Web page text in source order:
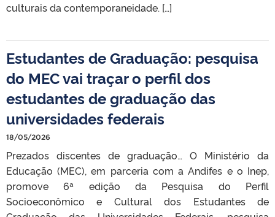
culturais da contemporaneidade. […]
Estudantes de Graduação: pesquisa
do MEC vai traçar o perfil dos
estudantes de graduação das
universidades federais
18/05/2026
Prezados discentes de graduação… O Ministério da
Educação (MEC), em parceria com a Andifes e o Inep,
promove 6ª edição da Pesquisa do Perfil
Socioeconômico e Cultural dos Estudantes de